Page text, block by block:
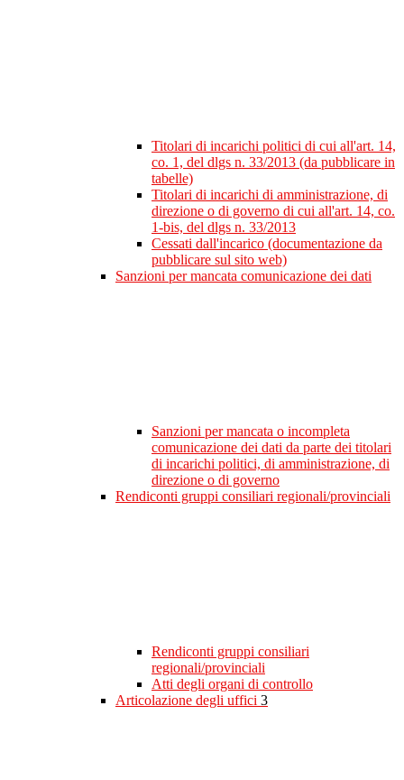
Titolari di incarichi politici di cui all'art. 14,
co. 1, del dlgs n. 33/2013 (da pubblicare in
tabelle)
Titolari di incarichi di amministrazione, di
direzione o di governo di cui all'art. 14, co.
1-bis, del dlgs n. 33/2013
Cessati dall'incarico (documentazione da
pubblicare sul sito web)
Sanzioni per mancata comunicazione dei dati
Sanzioni per mancata o incompleta
comunicazione dei dati da parte dei titolari
di incarichi politici, di amministrazione, di
direzione o di governo
Rendiconti gruppi consiliari regionali/provinciali
Rendiconti gruppi consiliari
regionali/provinciali
Atti degli organi di controllo
Articolazione degli uffici 3